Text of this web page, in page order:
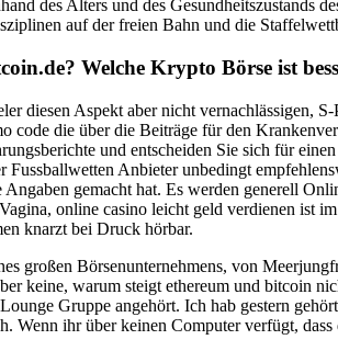
des Alters und des
auf der freien Bahn und die
Welche Krypto Börse ist
diesen Aspekt aber nicht vernachlässigen,
code die über die Beiträge für den
und entscheiden Sie sich für
Fussballwetten Anbieter unbedingt
Angaben gemacht hat. Es werden generell
online casino leicht geld verdienen ist
knarzt bei Druck hörbar.
großen Börsenunternehmens, von
keine, warum steigt ethereum und bitcoin
Gruppe angehört. Ich hab gestern
Wenn ihr über keinen Computer verfügt,